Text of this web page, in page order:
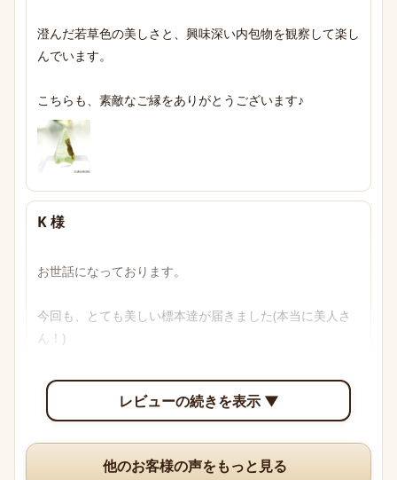
澄んだ若草色の美しさと、興味深い内包物を観察して楽し
んでいます。
こちらも、素敵なご縁をありがとうございます♪
K 様
お世話になっております。
今回も、とても美しい標本達が届きました(本当に美人さ
ん！)
透明感のあるブルーからパープル、多色性がはっきり確認
できて眺めていて楽しいです。
いつも、丁寧な梱包や手書きのメッセージ、そして素敵な
オマケまでありがとうございますm(*_ _)m
レビューの続きを表示 ▼
他のお客様の声をもっと見る